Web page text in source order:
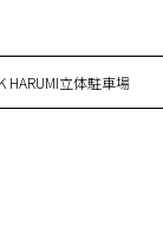
HARUMI立体駐車場